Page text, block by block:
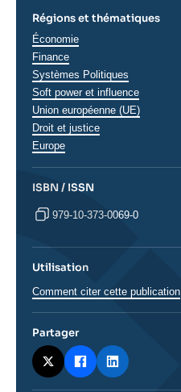
Régions et thématiques
Thématiques
analyses
Économie
Finance
Systèmes Politiques
Soft power et influence
Union européenne (UE)
Droit et justice
Régions
Europe
ISBN / ISSN
979-10-373-0069-0
Utilisation
Comment citer cette publication
Partager